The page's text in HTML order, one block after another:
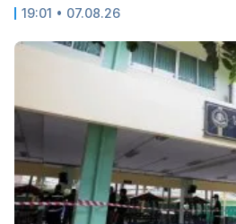
19:01 • 07.08.26